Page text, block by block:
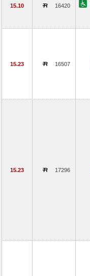
15.10 16420
15.23 16507
15.23 17296